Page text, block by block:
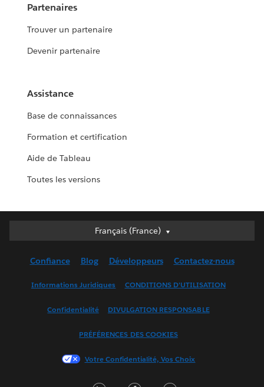
Partenaires
Trouver un partenaire
Devenir partenaire
Assistance
Base de connaissances
Formation et certification
Aide de Tableau
Toutes les versions
Français (France)
Français (France)
English (UK)
Français (Canada)
한국어
Confiance Blog Développeurs Contactez-nous
Informations Juridiques CONDITIONS D'UTILISATION
Confidentialité DIVULGATION RESPONSABLE
PRÉFÉRENCES DES COOKIES
Votre Confidentialité, Vos Choix